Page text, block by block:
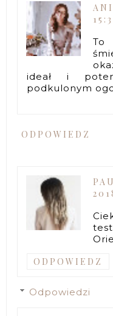
To
ideał i
podkulonym
ODPOWIEDZ
ODPOWIEDZ
Odpowiedzi